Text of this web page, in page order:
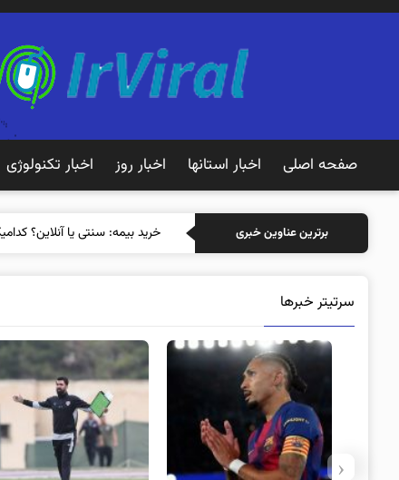
صفحه اصلی اخبار استانها اخبار روز اخبار تکنولوژی
برترین عناوین خبری خری
سرتیتر خبرها
‹